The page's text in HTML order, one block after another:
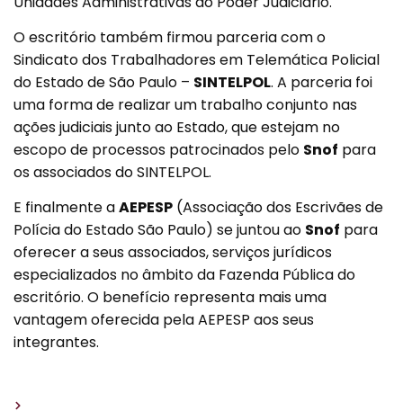
O escritório também firmou parceria com o
Sindicato dos Trabalhadores em Telemática Policial
do Estado de São Paulo – SINTELPOL. A parceria foi
uma forma de realizar um trabalho conjunto nas
ações judiciais junto ao Estado, que estejam no
escopo de processos patrocinados pelo Snof para
os associados do SINTELPOL.
E finalmente aAEPESP (Associação dos Escrivães de
Polícia do Estado São Paulo) se juntou ao Snof para
oferecer a seus associados, serviços jurídicos
especializados no âmbito da Fazenda Pública do
escritório. O benefício representa mais uma
vantagem oferecida pela AEPESP aos seus
integrantes.